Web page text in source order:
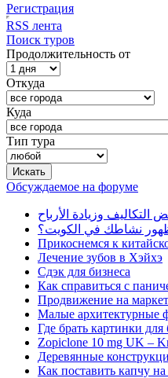
Регистрация
RSS лента
Поиск туров
Продолжительность от
Откуда
Куда
Тип тура
Обсуждаемое на форуме
وزيادة الأرباح
ظهور نشاطك في الكويت؟
Прикоснемся к
Лечение зубов в Хэйхэ
Сдэк для бизнеса
Как справиться с
Продвижение на
Малые архитектурные
Где брать картинки
Zopiclone 10 mg UK –
Деревянные
Как поставить капчу